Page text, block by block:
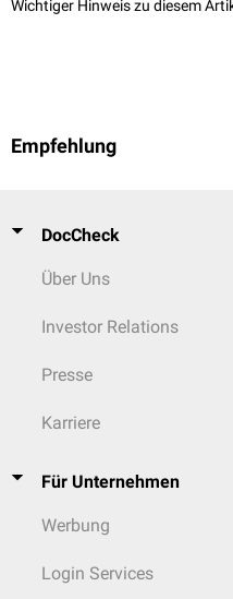
Wichtiger Hinweis zu diesem
Empfehlung
DocCheck
Über Uns
Investor Relations
Presse
Karriere
Für Unternehmen
Werbung
Login Services